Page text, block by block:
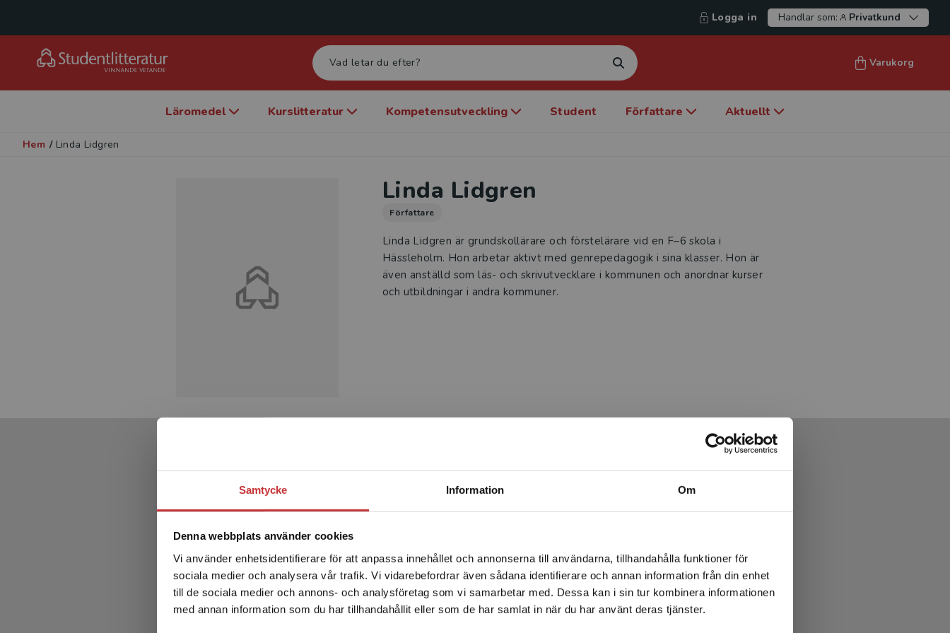
Samtycke Information Om
Denna webbplats använder cookies
Vi använder enhetsidentifierare för att anpassa innehållet och annonserna till användarna, tillhandahålla funktioner för
sociala medier och analysera vår trafik. Vi vidarebefordrar även sådana identifierare och annan information från din enhet
till de sociala medier och annons- och analysföretag som vi samarbetar med. Dessa kan i sin tur kombinera informationen
med annan information som du har tillhandahållit eller som de har samlat in när du har använt deras tjänster.
Begränsad fraktregion
Det verkar som att du besöker studentlitteratur.se via en
enhet utanför Sverige. Vi erbjuder inte leveranser utanför
Sverige. För att kunna slutföra ett köp måste
leveransadressen vara i Sverige.Läs mer
Logga in Handlar som: Privatkund
Varukorg
Läromedel Kurslitteratur Kompetensutveckling Student Författare Aktuellt
Hem / Linda Lidgren
Linda Lidgren
Författare
Linda Lidgren är grundskollärare och förstelärare vid en F–6 skola i
Hässleholm. Hon arbetar aktivt med genrepedagogik i sina klasser. Hon är
även anställd som läs- och skrivutvecklare i kommunen och anordnar kurser
och utbildningar i andra kommuner.
Produkter